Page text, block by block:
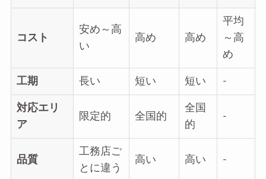
コスト
安め～高
い
高め 高め
平均
～高
め
工期 長い 短い 短い ‐
対応エリ
ア
限定的 全国的
全国
的
‐
品質
工務店ご
とに違う
高い 高い ‐